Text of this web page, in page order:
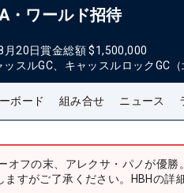
・ワールド招待
月20日賞金総額 $1,500,000
スルGC、キャッスルロックGC（
ボード 組み合せ ニュース
オフの末、アレクサ・パノが優
ますがご了承ください。HBHの詳